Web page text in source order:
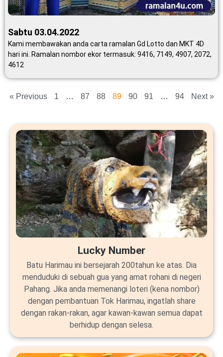
Sabtu 03.04.2022
Kami membawakan anda carta ramalan Gd Lotto dan MKT 4D
hari ini. Ramalan nombor ekor termasuk: 9416, 7149, 4907, 2072,
4612
« Previous 1 … 87 88 89 90 91 … 94 Next »
Lucky Number
Batu Harimau ini bersejarah 200tahun ke atas. Dia
menduduki di sebuah gua yang amat rohani di negeri
Pahang. Jika anda memenangi loteri (kena nombor)
dengan pembantuan Tok Harimau, ingatlah share
dengan rakan-rakan, agar kawan-kawan semua dapat
berhidup dengan selesa.